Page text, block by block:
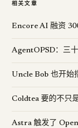
相关文章
Encore AI 融资
AgentOPSD：三
Uncle Bob 也开始
Coldtea 要的不只
Astra 触发了